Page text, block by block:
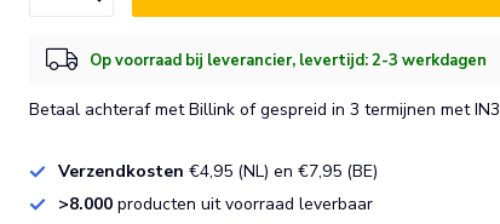
Op voorraad bij leverancier, levertijd: 2-3 werkdagen
Betaal achteraf met Billink of gespreid in 3 termijnen met IN3
Verzendkosten €4,95 (NL) en €7,95 (BE)
>8.000 producten uit voorraad leverbaar